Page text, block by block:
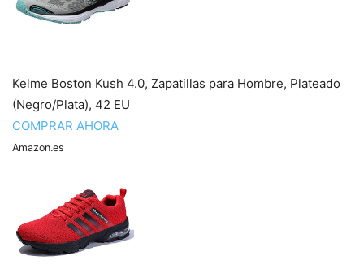
Kelme Boston Kush 4.0, Zapatillas para Hombre, Plateado
(Negro/Plata), 42 EU
COMPRAR AHORA
Amazon.es